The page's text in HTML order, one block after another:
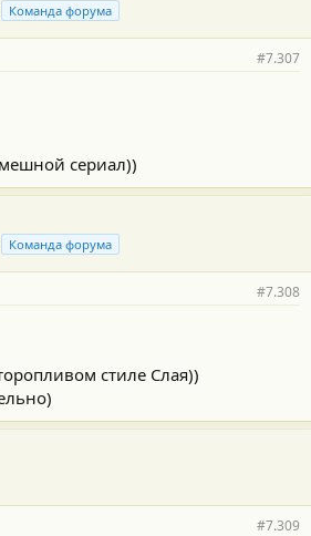
Команда форума
#7.307
сериал))
Команда форума
#7.308
стиле Слая))
#7.309